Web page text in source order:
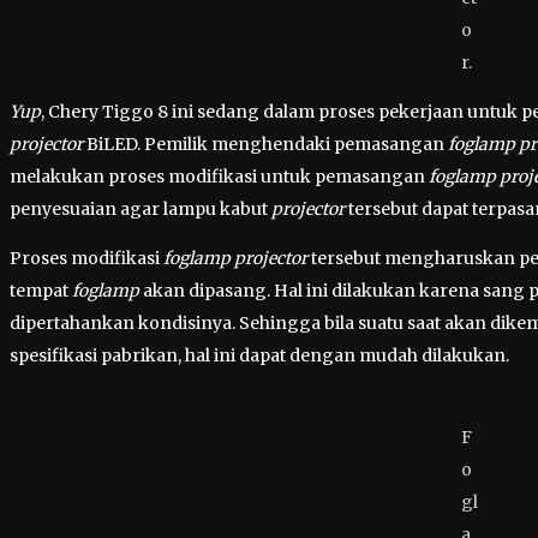
o
r.
Yup, Chery Tiggo 8 ini sedang dalam proses pekerjaan untuk
projectorBiLED. Pemilik menghendaki pemasanganfoglamp
melakukan proses modifikasi untuk pemasanganfoglamp
penyesuaian agar lampu kabut projectortersebut dapat
Proses modifikasifoglamp projectortersebut mengharuskan
tempatfoglampakan dipasang. Hal ini dilakukan karena sang
dipertahankan kondisinya. Sehingga bila suatu saat akan
spesifikasi pabrikan, hal ini dapat dengan mudah dilakukan.
F
o
gl